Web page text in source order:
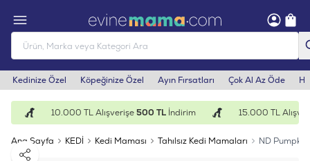
Kedinize Özel Köpeğinize Özel Ayın Fırsatları Çok Al Az Öde
10.000 TL Alışverişe500 TLİndirim 15.000 TL
Ana Sayfa KEDİ Kedi Maması Tahılsız Kedi Mamaları ND Pumpkin